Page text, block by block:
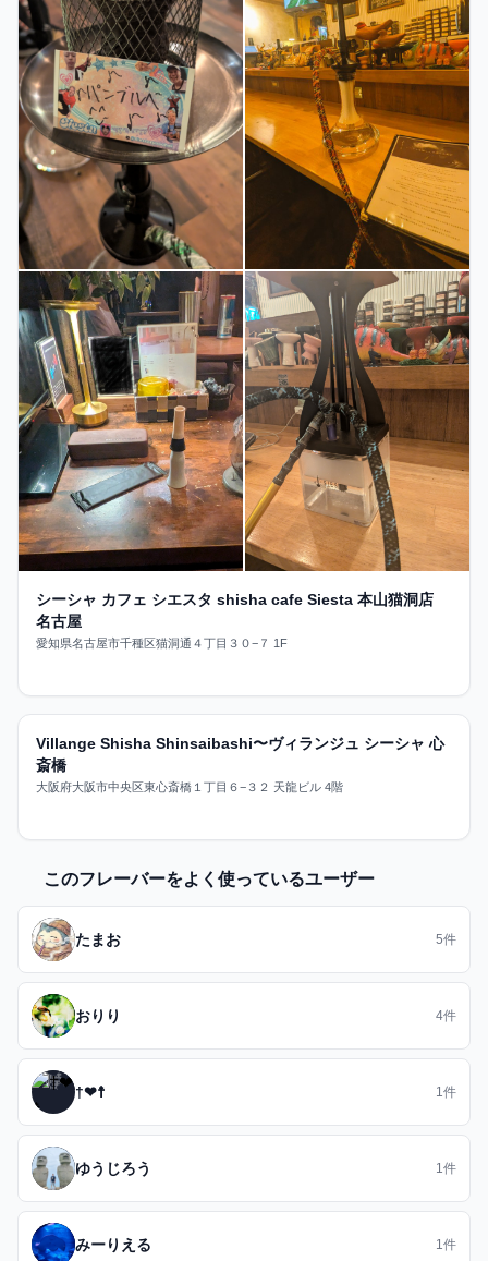
シーシャ カフェ シエスタ shisha cafe Siesta 本山猫洞店
名古屋
愛知県名古屋市千種区猫洞通４丁目３０−７ 1F
大阪市
1件
Villange Shisha Shinsaibashi〜ヴィランジュ シーシャ 心
斎橋
大阪府大阪市中央区東心斎橋１丁目６−３２ 天龍ビル 4階
このフレーバーをよく使っているユーザー
たまお 5件
おりり 4件
†❤︎☨ 1件
ゆうじろう 1件
みーりえる 1件